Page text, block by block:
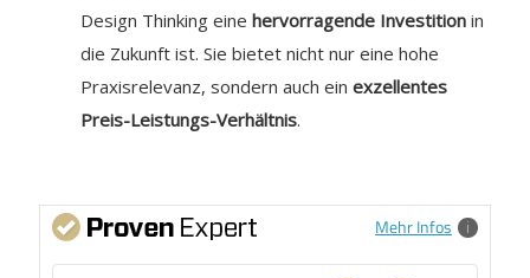
Design Thinking eine hervorragende Investition in
die Zukunft ist. Sie bietet nicht nur eine hohe
Praxisrelevanz, sondern auch ein exzellentes
Preis-Leistungs-Verhältnis.
Mehr Infos